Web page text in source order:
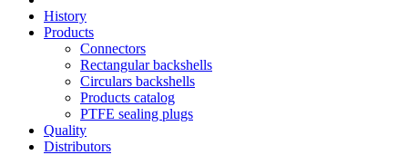
History
Products
Connectors
Rectangular backshells
Circulars backshells
Products catalog
PTFE sealing plugs
Quality
Distributors